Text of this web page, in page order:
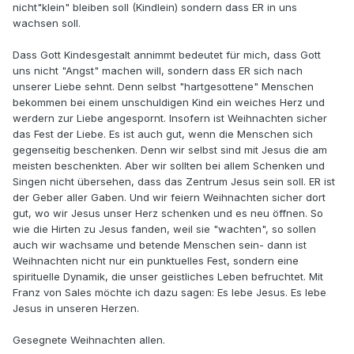
nicht"klein" bleiben soll (Kindlein) sondern dass ER in uns
wachsen soll.
Dass Gott Kindesgestalt annimmt bedeutet für mich, dass Gott
uns nicht "Angst" machen will, sondern dass ER sich nach
unserer Liebe sehnt. Denn selbst "hartgesottene" Menschen
bekommen bei einem unschuldigen Kind ein weiches Herz und
werdern zur Liebe angespornt. Insofern ist Weihnachten sicher
das Fest der Liebe. Es ist auch gut, wenn die Menschen sich
gegenseitig beschenken. Denn wir selbst sind mit Jesus die am
meisten beschenkten. Aber wir sollten bei allem Schenken und
Singen nicht übersehen, dass das Zentrum Jesus sein soll. ER ist
der Geber aller Gaben. Und wir feiern Weihnachten sicher dort
gut, wo wir Jesus unser Herz schenken und es neu öffnen. So
wie die Hirten zu Jesus fanden, weil sie "wachten", so sollen
auch wir wachsame und betende Menschen sein- dann ist
Weihnachten nicht nur ein punktuelles Fest, sondern eine
spirituelle Dynamik, die unser geistliches Leben befruchtet. Mit
Franz von Sales möchte ich dazu sagen: Es lebe Jesus. Es lebe
Jesus in unseren Herzen.
Gesegnete Weihnachten allen.